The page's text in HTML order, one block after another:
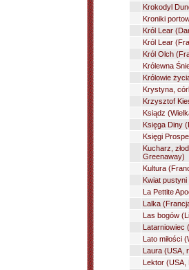
Krokodyl
Kroniki
Król Lear
Król Lear
Król Olch
Królewna
Królowie
Krystyna,
Krzysztof
Ksiądz
Księga Diny
Księgi
Kucharz,
Greenaway)
Kultura
Kwiat
La Pettite
Lalka
Las bogów
Latarniowiec
Lato miłości
Laura (USA,
Lektor (USA,